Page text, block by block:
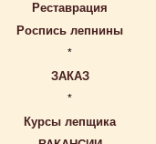
Реставрация
Роспись лепнины
*
ЗАКАЗ
*
Курсы лепщика